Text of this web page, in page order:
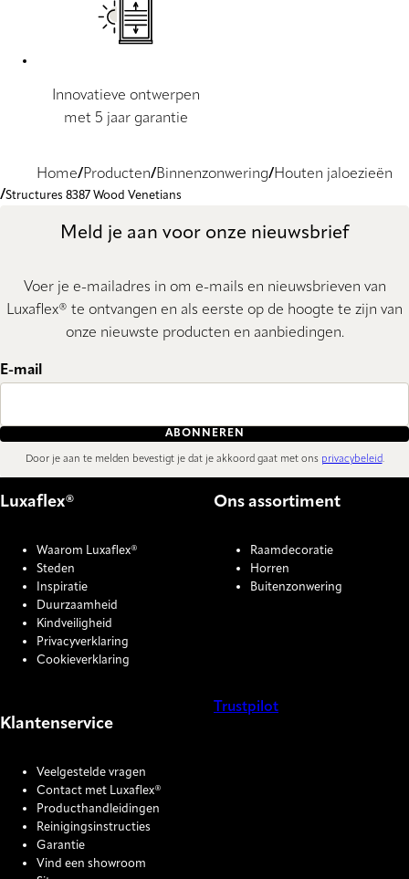
Innovatieve ontwerpen
met 5 jaar garantie
Home Producten Binnenzonwering Houten jaloezieën
Structures 8387 Wood Venetians
Meld je aan voor onze nieuwsbrief
Voer je e-mailadres in om e-mails en nieuwsbrieven van
Luxaflex® te ontvangen en als eerste op de hoogte te zijn van
onze nieuwste producten en aanbiedingen.
E-mail
ABONNEREN
Door je aan te melden bevestigt je dat je akkoord gaat met ons privacybeleid.
Luxaflex®
Waarom Luxaflex®
Steden
Inspiratie
Duurzaamheid
Kindveiligheid
Privacyverklaring
Cookieverklaring
Ons assortiment
Raamdecoratie
Horren
Buitenzonwering
Klantenservice
Veelgestelde vragen
Contact met Luxaflex®
Producthandleidingen
Reinigingsinstructies
Garantie
Vind een showroom
Trustpilot